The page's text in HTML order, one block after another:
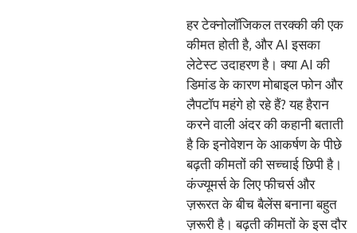
हर टेक्नोलॉजिकल तरक्की की एक
कीमत होती है, और AI इसका
लेटेस्ट उदाहरण है। क्या AI की
डिमांड के कारण मोबाइल फोन और
लैपटॉप महंगे हो रहे हैं? यह हैरान
करने वाली अंदर की कहानी बताती
है कि इनोवेशन के आकर्षण के पीछे
बढ़ती कीमतों की सच्चाई छिपी है।
कंज्यूमर्स के लिए फीचर्स और
ज़रूरत के बीच बैलेंस बनाना बहुत
ज़रूरी है। बढ़ती कीमतों के इस दौर